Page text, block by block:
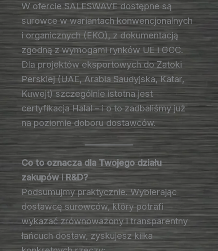
W ofercie SALESWAVE dostępne są
surowce w wariantach konwencjonalnych
i organicznych (EKO), z dokumentacją
zgodną z wymogami rynków UE i GCC.
Dla projektów eksportowych do Zatoki
Perskiej (UAE, Arabia Saudyjska, Katar,
Kuwejt) szczególnie istotna jest
certyfikacja Halal – i o to zadbaliśmy już
na poziomie doboru dostawców.
Co to oznacza dla Twojego działu
zakupów i R&D?
Podsumujmy praktycznie. Wybierając
dostawcę surowców, który potrafi
wykazać zrównoważony i transparentny
łańcuch dostaw, zyskujesz kilka